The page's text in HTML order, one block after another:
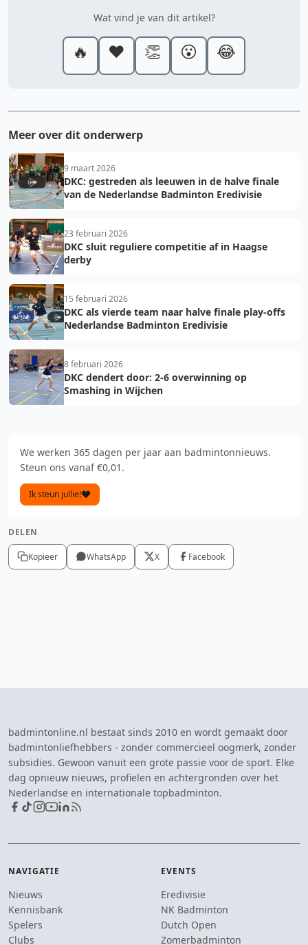
Wat vind je van dit artikel?
🔥 ❤️ 👏 😮 😂
Meer over dit onderwerp
9 maart 2026
DKC: gestreden als leeuwen in de halve finale
van de Nederlandse Badminton Eredivisie
23 februari 2026
DKC sluit reguliere competitie af in Haagse
derby
15 februari 2026
DKC als vierde team naar halve finale play-offs
Nederlandse Badminton Eredivisie
8 februari 2026
DKC dendert door: 2-6 overwinning op
Smashing in Wijchen
We werken 365 dagen per jaar aan badmintonnieuws.
Steun ons vanaf €0,01.
Ik steun jullie!
DELEN
Kopieer WhatsApp X Facebook
badmintonline.nl bestaat sinds 2010 en wordt gemaakt door
badmintonliefhebbers - zonder commercieel oogmerk, zonder
subsidies. Gewoon vanuit een grote passie voor de sport. Elke
dag opnieuw nieuws, profielen en achtergronden over het
Nederlandse en internationale topbadminton.
NAVIGATIE
Nieuws
Kennisbank
Spelers
Clubs
EVENTS
Eredivisie
NK Badminton
Dutch Open
Zomerbadminton